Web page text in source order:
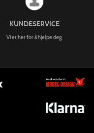
KUNDESERVICE
Vi er her for å hjelpe deg.